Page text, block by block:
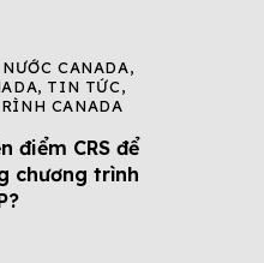
CANADA,
, TIN TỨC,
CANADA
điểm CRS để
chương trình